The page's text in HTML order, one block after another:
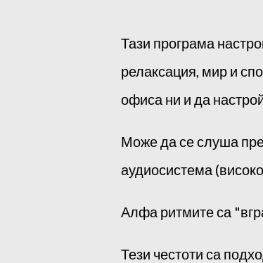
Тази програма
релаксация, мир и
офиса ни и да
Може да се слуша
аудиосистема
Алфа ритмите са
Тези честоти са